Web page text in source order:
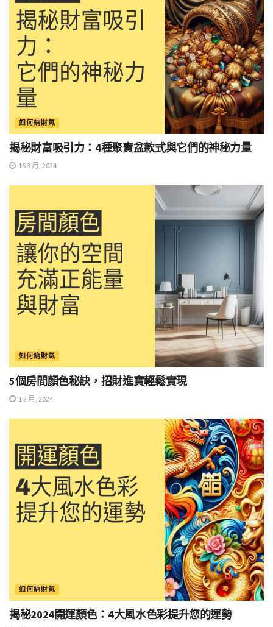
如何納財氣
揭秘財富吸引力：4種聚寶盆款式與它們的神秘力量
15 3 月, 2024
如何納財氣
5個房間顏色秘訣，招財進寶輕鬆實現
1 3 月, 2024
如何納財氣
揭秘2024開運顏色：4大風水色彩提升您的運勢